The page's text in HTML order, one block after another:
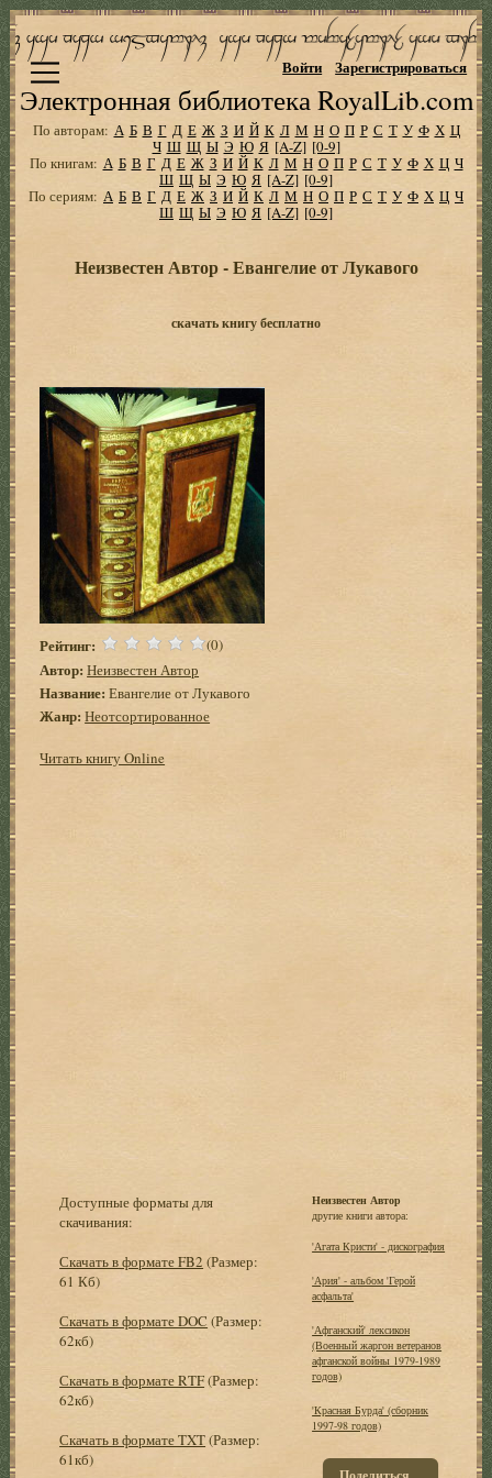
Электронная библиотека RoyalLib.com
Войти Зарегистрироваться
По авторам: А Б В Г Д Е Ж З И Й К Л М Н О П Р С Т У Ф Х Ц
Ч Ш Щ Ы Э Ю Я [A-Z] [0-9]
По книгам: А Б В Г Д Е Ж З И Й К Л М Н О П Р С Т У Ф Х Ц Ч
Ш Щ Ы Э Ю Я [A-Z] [0-9]
По сериям: А Б В Г Д Е Ж З И Й К Л М Н О П Р С Т У Ф Х Ц Ч
Ш Щ Ы Э Ю Я [A-Z] [0-9]
Неизвестен Автор - Евангелие от Лукавого
скачать книгу бесплатно
Рейтинг: (0)
Автор: Неизвестен Автор
Название: Евангелие от Лукавого
Жанр: Неотсортированное
Читать книгу Online
Доступные форматы для
скачивания:
Скачать в формате FB2 (Размер:
61 Кб)
Скачать в формате DOC (Размер:
62кб)
Скачать в формате RTF(Размер:
62кб)
Скачать в формате TXT(Размер:
61кб)
Неизвестен Автор
другие книги автора:
'Агата Кристи' - дискография
'Ария' - альбом 'Герой
асфальта'
'Афганский' лексикон
(Военный жаргон ветеранов
афганской войны 1979-1989
годов)
'Красная Бурда' (сборник
1997-98 годов)